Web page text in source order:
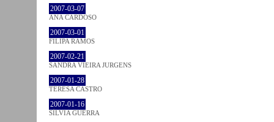
2007-03-07
ANA CARDOSO
2007-03-01
FILIPA RAMOS
2007-02-21
SANDRA VIEIRA JURGENS
2007-01-28
TERESA CASTRO
2007-01-16
SÍLVIA GUERRA